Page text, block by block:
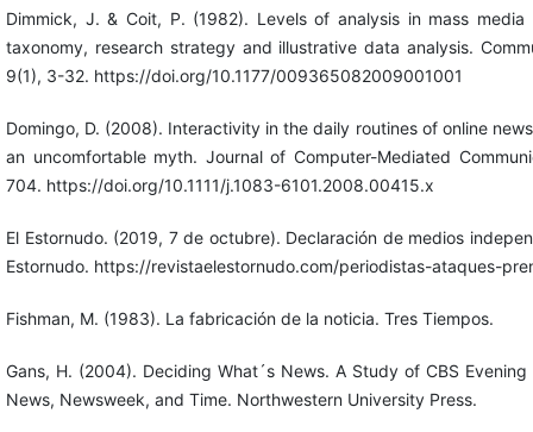
Dimmick, J. & Coit, P. (1982). Levels of analysis in mass media
taxonomy, research strategy and illustrative data analysis.
9(1), 3-32. https://doi.org/10.1177/009365082009001001
Domingo, D. (2008). Interactivity in the daily routines of online
an uncomfortable myth. Journal of Computer-Mediated
704. https://doi.org/10.1111/j.1083-6101.2008.00415.x
El Estornudo. (2019, 7 de octubre). Declaración de medios
Estornudo. https://revistaelestornudo.com/periodistas-ataques-
Fishman, M. (1983). La fabricación de la noticia. Tres Tiempos.
Gans, H. (2004). Deciding What´s News. A Study of CBS
News, Newsweek, and Time. Northwestern University Press.